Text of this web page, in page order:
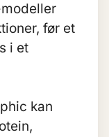
før et
i et
kan